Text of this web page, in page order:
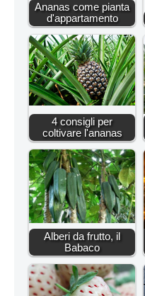
Ananas come pianta
d'appartamento
4 consigli per
coltivare l'ananas
Alberi da frutto, il
Babaco